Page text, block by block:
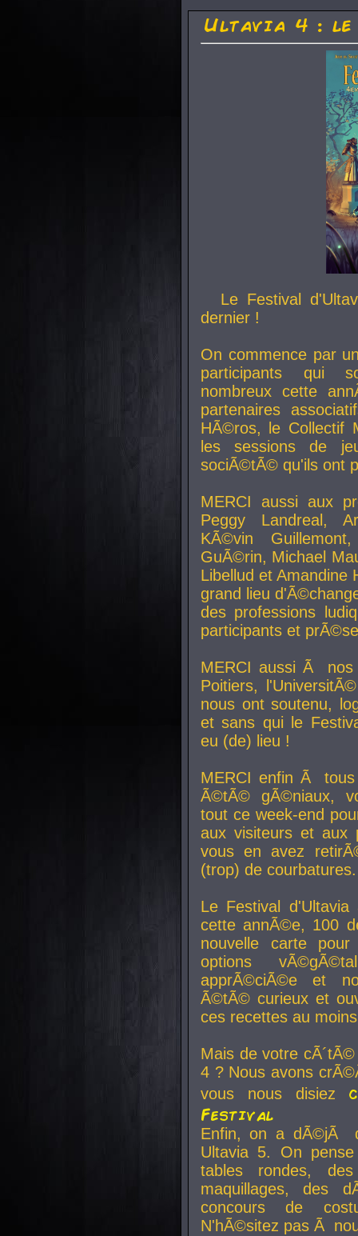
Ultavia 4 :
Le Festival
dernier !
On commence par
participants qui
nombreux cette
partenaires
HÃ©ros, le Collectif
les sessions de
sociÃ©tÃ© qu'ils ont
MERCI aussi aux
Peggy Landreal,
KÃ©vin
GuÃ©rin, Michael
Libellud et Amandine
grand lieu
des professions
participants et
MERCI aussi Ã nos
Poitiers,
nous ont soutenu,
et sans qui le
eu (de) lieu !
MERCI enfin Ã
Ã©tÃ© gÃ©niaux,
tout ce week-end
aux visiteurs et aux
vous en avez
(trop) de courbatures.
Le Festival
cette annÃ©e, 100
nouvelle carte
options
apprÃ©ciÃ©e et
Ã©tÃ© curieux et
ces recettes au
Mais de votre
4 ? Nous avons
vous nous disiez
Festival
Enfin, on a dÃ©jÃ
Ultavia 5. On
tables rondes,
maquillages, des
concours de
N'hÃ©sitez pas Ã